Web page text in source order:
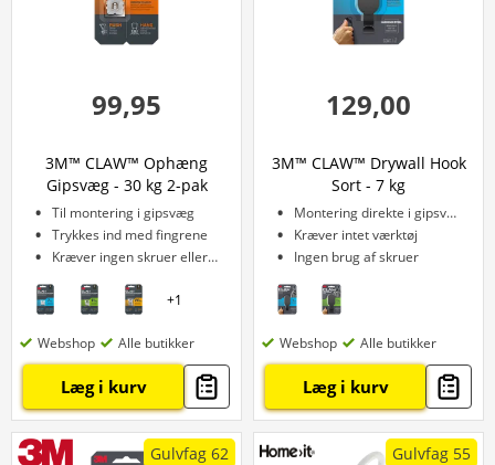
99,95
3M™ CLAW™ Ophæng
Gipsvæg - 30 kg 2-pak
Til montering i gipsvæg
Trykkes ind med fingrene
Kræver ingen skruer eller bor
+1
Webshop Alle butikker
Læg i kurv
129,00
3M™ CLAW™ Drywall Hook
Sort - 7 kg
Montering direkte i gipsvæg
Kræver intet værktøj
Ingen brug af skruer
Webshop Alle butikker
Læg i kurv
Gulvfag 62 Gulvfag 55